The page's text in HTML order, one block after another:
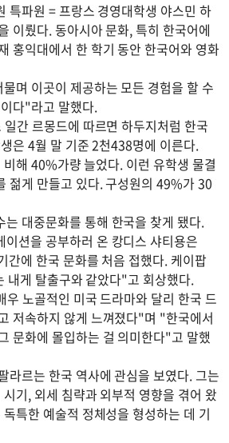
특파원 = 프랑스 경영대학생 야스민 하
이뤘다. 동아시아 문화, 특히 한국어에
홍익대에서 한 학기 동안 한국어와 영화
며 이곳이 제공하는 모든 경험을 할 수
다"라고 말했다.
간 르몽드에 따르면 하두지처럼 한국
은 4월 말 기준 2천438명에 이른다.
해 40%가량 늘었다. 이런 유학생 물결
젊게 만들고 있다. 구성원의 49%가 30
는 대중문화를 통해 한국을 찾게 됐다.
이션을 공부하러 온 캉디스 샤티용은
간에 한국 문화를 처음 접했다. 케이팝
내게 탈출구와 같았다"고 회상했다.
우 노골적인 미국 드라마와 달리 한국 드
저속하지 않게 느껴졌다"며 "한국에서
문화에 몰입하는 걸 의미한다"고 말했
라르는 한국 역사에 관심을 보였다. 그는
기, 외세 침략과 외부적 영향을 겪어 왔
특한 예술적 정체성을 형성하는 데 기